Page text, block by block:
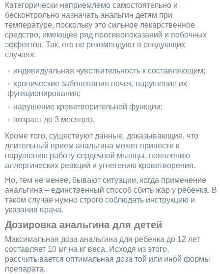
Категорически неприемлемо самостоятельно и
бесконтрольно назначать анальгин детям при
температуре, поскольку это сильное лекарственное
средство, имеющее ряд противопоказаний и побочных
эффектов. Так, его не рекомендуют в следующих
случаях:
индивидуальная чувствительность к составляющим;
хронические заболевания почек, нарушение их
функционирования;
нарушение кроветворительной функции;
возраст до 3 месяцев.
Кроме того, существуют данные, доказывающие, что
длительный прием анальгина может привести к
нарушению работу сердечной мышцы, появлению
аллергических реакций и угнетению кроветворения.
Но, тем не менее, бывают ситуации, когда применение
анальгина – единственный способ сбить жар у ребенка. В
таком случае нужно строго соблюдать инструкцию и
указания врача.
Дозировка анальгина для детей
Максимальная доза анальгина для ребенка до 12 лет
составляет 10 мг на кг веса. Исходя из этого,
рассчитывается оптимальная доза той или иной формы
препарата.